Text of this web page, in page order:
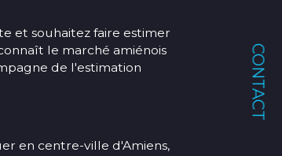
CONTACT
et souhaitez faire estimer
le marché amiénois
de l'estimation
en centre-ville d'Amiens,